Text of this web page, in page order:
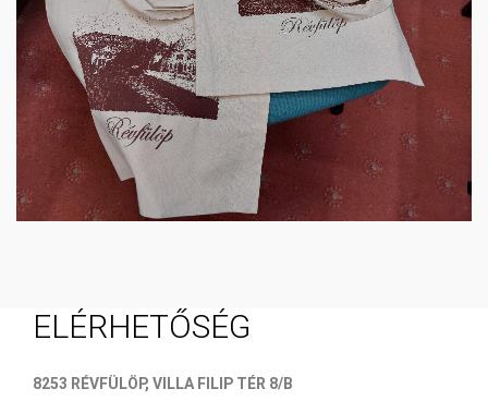
ELÉRHETŐSÉG
8253 RÉVFÜLÖP, VILLA FILIP TÉR 8/B